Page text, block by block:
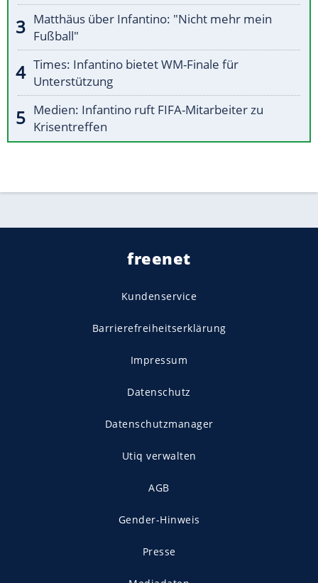
Matthäus über Infantino: "Nicht mehr mein
Fußball"
Times: Infantino bietet WM-Finale für
Unterstützung
Medien: Infantino ruft FIFA-Mitarbeiter zu
Krisentreffen
freenet
Kundenservice
Barrierefreiheitserklärung
Impressum
Datenschutz
Datenschutzmanager
Utiq verwalten
AGB
Gender-Hinweis
Presse